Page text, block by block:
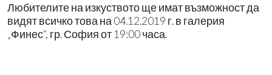
Любителите на изкуството ще имат възможност да
видят всичко това на 04.12.2019 г. в галерия
„Финес“, гр. София от 19:00 часа.